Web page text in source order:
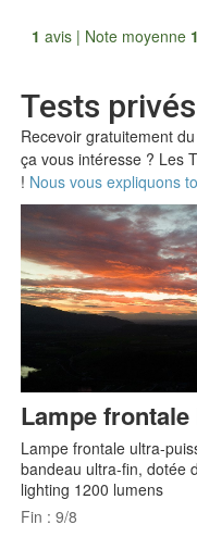
1 avis | Note moyenne
Tests privés
Recevoir gratuitement
ça vous intéresse ? Les
! Nous vous expliquons
Lampe
Lampe frontale ultra-
bandeau ultra-fin, dotée
lighting 1200 lumens
Fin : 9/8